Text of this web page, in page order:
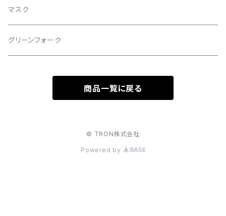
マスク
グリーンフォーク
商品一覧に戻る
© TRON株式会社
Powered by